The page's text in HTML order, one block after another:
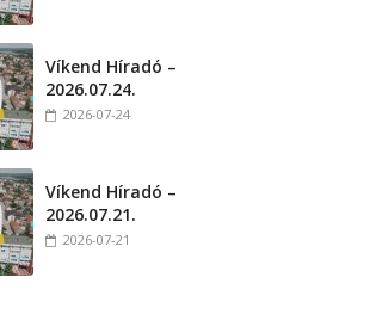
Víkend Híradó –
2026.07.24.
2026-07-24
Víkend Híradó –
2026.07.21.
2026-07-21